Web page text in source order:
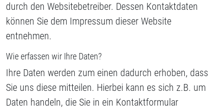
durch den Websitebetreiber. Dessen Kontaktdaten
können Sie dem Impressum dieser Website
entnehmen.
Wie erfassen wir Ihre Daten?
Ihre Daten werden zum einen dadurch erhoben, dass
Sie uns diese mitteilen. Hierbei kann es sich z.B. um
Daten handeln, die Sie in ein Kontaktformular